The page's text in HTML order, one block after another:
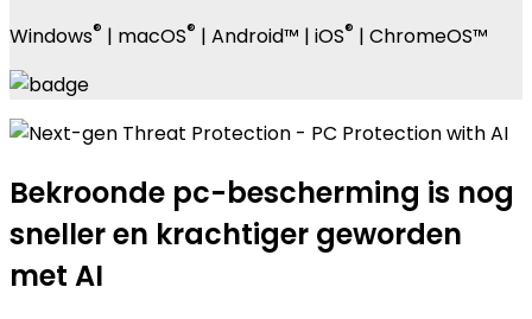
Windows® | macOS® | Android™ | iOS® | ChromeOS™
Bekroonde pc-bescherming is nog
sneller en krachtiger geworden
met AI​